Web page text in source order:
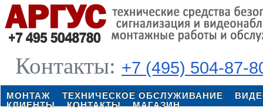
Контакты: +7 (495) 504-87-
МОНТАЖ ТЕХНИЧЕСКОЕ ОБСЛУЖИВАНИЕ
КЛИЕНТЫ
КОНТАКТЫ МАГАЗИН